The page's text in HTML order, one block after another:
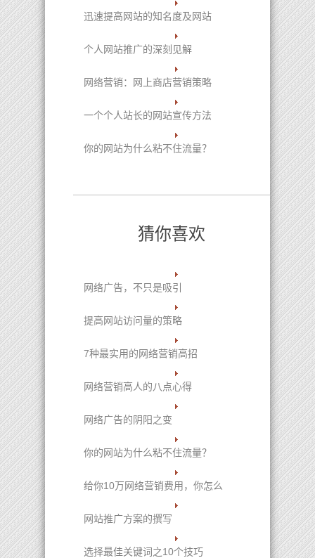
迅速提高网站的知名度及网站
个人网站推广的深刻见解
网络营销：网上商店营销策略
一个个人站长的网站宣传方法
你的网站为什么粘不住流量？
猜你喜欢
网络广告，不只是吸引
提高网站访问量的策略
7种最实用的网络营销高招
网络营销高人的八点心得
网络广告的阴阳之变
你的网站为什么粘不住流量？
给你10万网络营销费用，你怎么
网站推广方案的撰写
选择最佳关键词之10个技巧